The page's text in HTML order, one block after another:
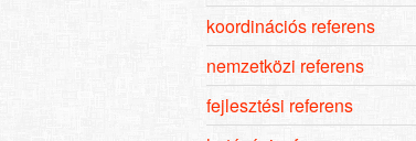
koordinációs referens
nemzetközi referens
fejlesztési referens